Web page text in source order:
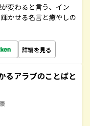
変わると言う、イン
かせる名言と癒やしの
詳細を見る
るアラブのことばと